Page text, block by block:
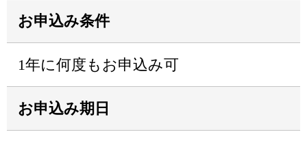
お申込み条件
1年に何度もお申込み可
お申込み期日